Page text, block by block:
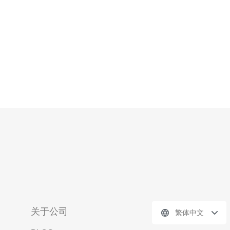
关于公司 繁体中文